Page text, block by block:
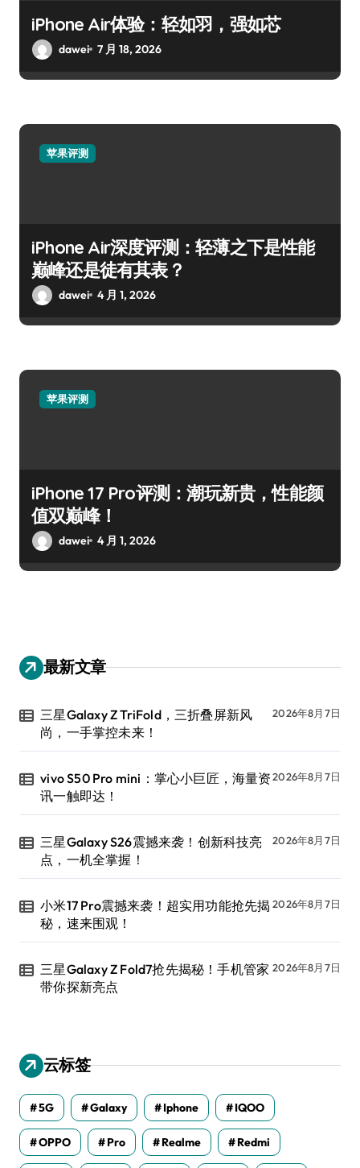
iPhone Air体验：轻如羽，强如芯
dawei 7 月 18, 2026
苹果评测
iPhone Air深度评测：轻薄之下是性能
巅峰还是徒有其表？
dawei 4 月 1, 2026
苹果评测
iPhone 17 Pro评测：潮玩新贵，性能颜
值双巅峰！
dawei 4 月 1, 2026
最新文章
三星Galaxy Z TriFold，三折叠屏新风
尚，一手掌控未来！
2026年8月7日
vivo S50 Pro mini：掌心小巨匠，海量资
讯一触即达！
2026年8月7日
三星Galaxy S26震撼来袭！创新科技亮
点，一机全掌握！
2026年8月7日
小米17 Pro震撼来袭！超实用功能抢先揭
秘，速来围观！
2026年8月7日
三星Galaxy Z Fold7抢先揭秘！手机管家
带你探新亮点
2026年8月7日
云标签
5G Galaxy Iphone IQOO
OPPO Pro Realme Redmi